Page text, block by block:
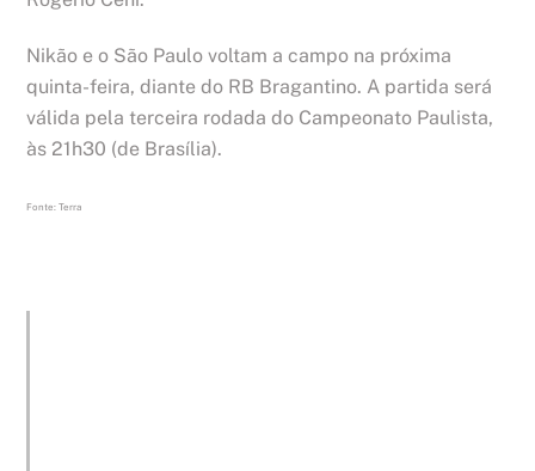
Nikão e o São Paulo voltam a campo na próxima
quinta-feira, diante do RB Bragantino. A partida será
válida pela terceira rodada do Campeonato Paulista,
às 21h30 (de Brasília).
Fonte: Terra